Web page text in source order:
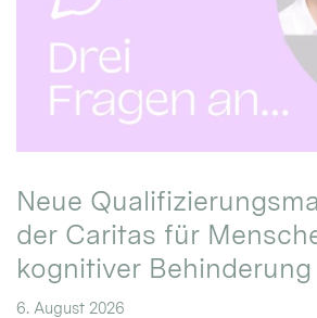
Neue
der Caritas für
kognitiver Behinderung
6. August 2026